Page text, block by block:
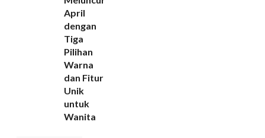
April
dengan
Tiga
Pilihan
Warna
dan Fitur
Unik
untuk
Wanita